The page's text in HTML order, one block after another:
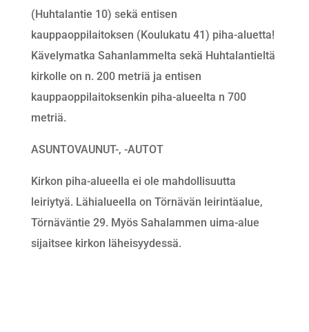
(Huhtalantie 10) sekä entisen
kauppaoppilaitoksen (Koulukatu 41) piha-aluetta!
Kävelymatka Sahanlammelta sekä Huhtalantieltä
kirkolle on n. 200 metriä ja entisen
kauppaoppilaitoksenkin piha-alueelta n 700
metriä.
ASUNTOVAUNUT-, -AUTOT
Kirkon piha-alueella ei ole mahdollisuutta
leiriytyä. Lähialueella on Törnävän leirintäalue,
Törnäväntie 29. Myös Sahalammen uima-alue
sijaitsee kirkon läheisyydessä.